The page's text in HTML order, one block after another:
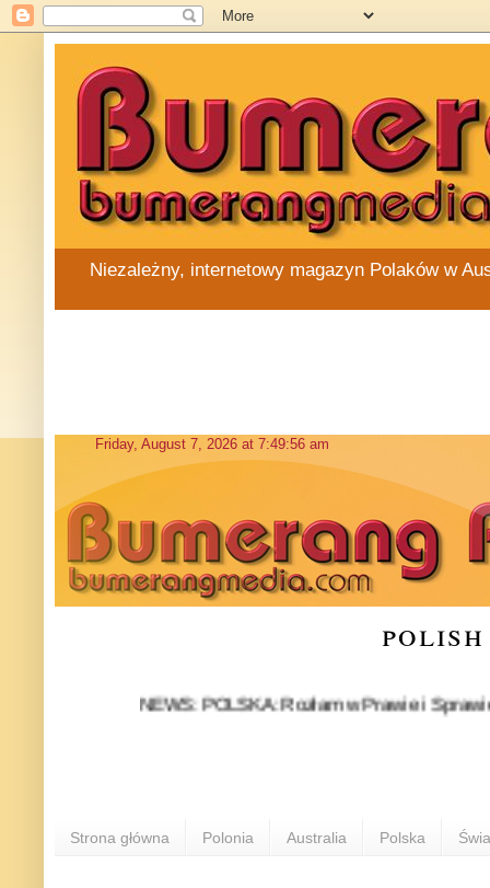
Niezależny, internetowy magazyn Polaków w
NEWS: POLSKA: Rozłam w Prawie i
Strona główna Polonia Australia Polska